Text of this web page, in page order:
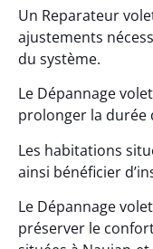
Un Reparateur
ajustements
du système.
Le Dépannage
prolonger la durée
Les habitations
ainsi bénéficier
Le Dépannage
préserver le